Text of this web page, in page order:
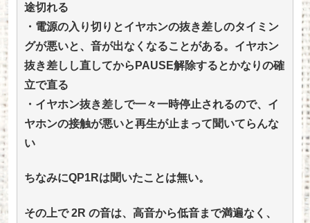
途切れる
・電源の入り切りとイヤホンの抜き差しのタイミン
グが悪いと、音が出なくなることがある。イヤホン
抜き差しし直してからPAUSE解除するとかなりの確
立で直る
・イヤホン抜き差しで一々一時停止されるので、イ
ヤホンの接触が悪いと再生が止まって聞いてらんな
い
ちなみにQP1Rは聞いたことは無い。
その上で 2R の音は、高音から低音まで満遍なく、